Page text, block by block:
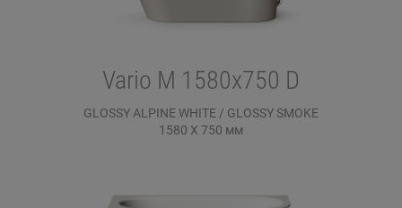
Vario M 1580x750 D
GLOSSY ALPINE WHITE / GLOSSY SMOKE
1580 X 750 мм